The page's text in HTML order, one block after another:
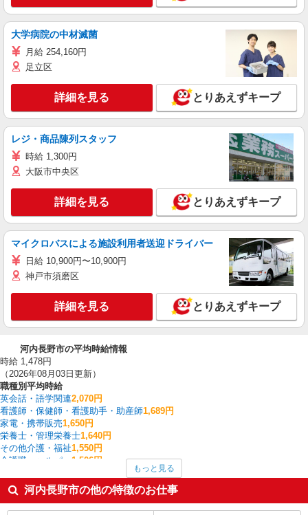
大学病院の中材滅菌
月給 254,160円
足立区
詳細を見る とりあえずキープ
レジ・商品陳列スタッフ
時給 1,300円
大阪市中央区
詳細を見る とりあえずキープ
マイクロバスによる施設利用者送迎ドライバー
日給 10,900円〜10,900円
神戸市須磨区
詳細を見る とりあえずキープ
河内長野市の平均時給情報
時給 1,478円
（2026年08月03日更新）
職種別平均時給
英会話・語学関連2,070円
看護師・保健師・看護助手・助産師1,689円
家電・携帯販売1,650円
栄養士・管理栄養士1,640円
その他介護・福祉1,550円
介護職・ヘルパー 1,506円
保育士・保育補助1,446円
梱包・仕分け・ピッキング 1,410円
製造・組立・加工1,400円
もっと見る
河内長野市の他の特徴のお仕事